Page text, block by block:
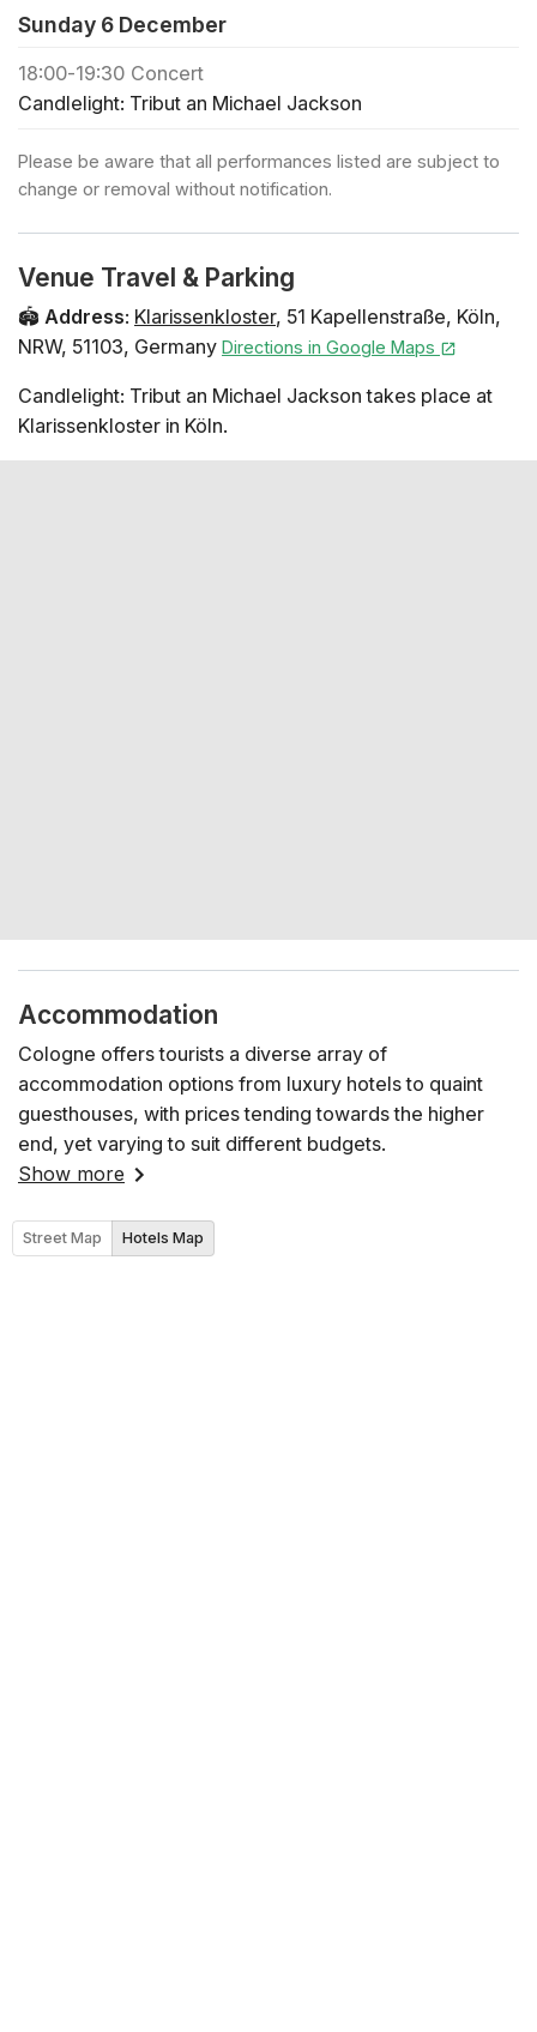
❓ Du kannst die FAQ zu diesem Event hier nachlesen
gebuchten Zone
🕯️ Wenn du ein privates Konzert buchen oder reguläre
möchtest, klicke hier
🎻 Entdecke alle Candlelight-Konzerte in Köln
Programm I Want You Back Rock With You Human
Nature Billie Jean Say Say Say We Are the World Man in
the Mirror Smooth Criminal Black or White Heal the
Really Care About Us Thriller Künstler:innen Es spielt ein
Streichquartett. Sitzplan
Sunday 6 December
18:00-19:30 Concert
Candlelight: Tribut an Michael Jackson
Please be aware that all performances listed are subject to
change or removal without notification.
Venue Travel & Parking
🏟️ Address: Klarissenkloster, 51 Kapellenstraße, Köln,
NRW, 51103, Germany Directions in Google Maps
Candlelight: Tribut an Michael Jackson takes place at
Klarissenkloster in Köln.
Accommodation
Cologne offers tourists a diverse array of
accommodation options from luxury hotels to quaint
guesthouses, with prices tending towards the higher
end, yet varying to suit different budgets.
Show more
Street Map Hotels Map